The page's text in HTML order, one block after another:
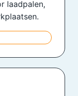
laadpalen,